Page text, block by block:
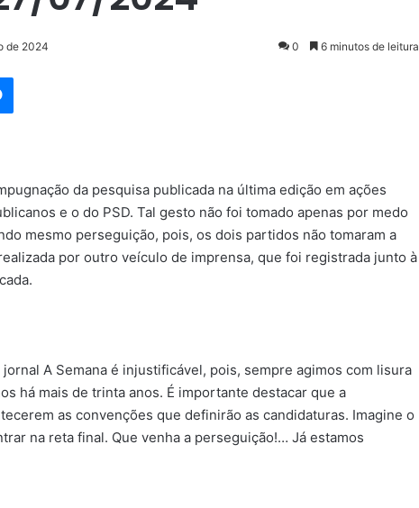
de 2024 0 6 minutos de leitura
Messenger
da pesquisa publicada na última edição em ações
e o do PSD. Tal gesto não foi tomado apenas por medo
mesmo perseguição, pois, os dois partidos não tomaram a
por outro veículo de imprensa, que foi registrada junto à
A Semana é injustificável, pois, sempre agimos com lisura
há mais de trinta anos. É importante destacar que a
as convenções que definirão as candidaturas. Imagine o
na reta final. Que venha a perseguição!… Já estamos